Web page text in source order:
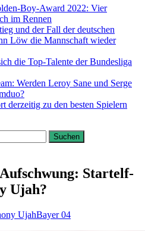
Boy-Award 2022: Vier
im Rennen
und der Fall der deutschen
Löw die Mannschaft wieder
die Top-Talente der Bundesliga
Werden Leroy Sane und Serge
derzeitig zu den besten Spielern
Startelf-
Ujah?
UjahBayer 04